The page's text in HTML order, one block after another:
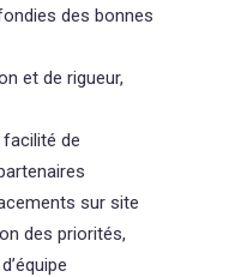
des bonnes
et de rigueur,
de
sur site
des priorités,